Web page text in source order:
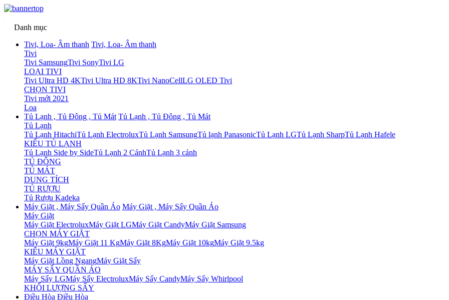
Danh mục
Tivi, Loa- Âm thanh Tivi, Loa- Âm thanh
Tivi
Tivi SamsungTivi SonyTivi LG
LOẠI TIVI
Tivi Ultra HD 4KTivi Ultra HD 8KTivi NanoCellLG OLED Tivi
CHỌN TIVI
Tivi mới 2021
Loa
Tủ Lạnh , Tủ Đông , Tủ Mát Tủ Lạnh , Tủ Đông , Tủ Mát
Tủ Lạnh
Tủ Lạnh HitachiTủ Lạnh ElectroluxTủ Lạnh SamsungTủ lạnh PanasonicTủ Lạnh LGTủ Lạnh SharpTủ Lạnh Hafele
KIỂU TỦ LẠNH
Tủ Lạnh Side by SideTủ Lạnh 2 CánhTủ Lạnh 3 cánh
TỦ ĐÔNG
TỦ MÁT
DUNG TÍCH
TỦ RƯỢU
Tủ Rượu Kadeka
Máy Giặt , Máy Sấy Quần Áo Máy Giặt , Máy Sấy Quần Áo
Máy Giặt
Máy Giặt ElectroluxMáy Giặt LGMáy Giặt CandyMáy Giặt Samsung
CHỌN MÁY GIẶT
Máy Giặt 9kgMáy Giặt 11 KgMáy Giặt 8KgMáy Giặt 10kgMáy Giặt 9.5kg
KIỂU MÁY GIẶT
Máy Giặt Lồng NgangMáy Giặt Sấy
MÁY SẤY QUẦN ÁO
Máy Sấy LGMáy Sấy ElectroluxMáy Sấy CandyMáy Sấy Whirlpool
KHỐI LƯỢNG SẤY
Điều Hòa Điều Hòa